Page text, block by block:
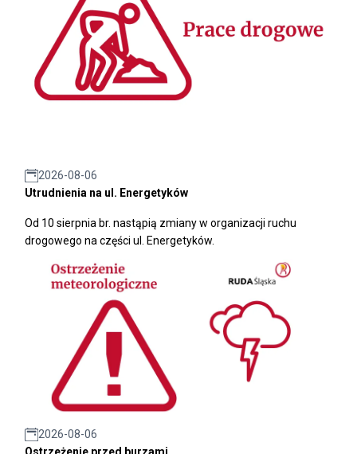
2026-08-06
Utrudnienia na ul. Energetyków
Od 10 sierpnia br. nastąpią zmiany w organizacji ruchu
drogowego na części ul. Energetyków.
2026-08-06